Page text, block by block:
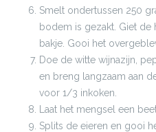
Smelt ondertussen 250
bodem is gezakt. Giet de
bakje. Gooi het
Doe de witte wijnazijn,
en breng langzaam aan
voor 1/3 inkoken.
Laat het mengsel een
Splits de eieren en gooi